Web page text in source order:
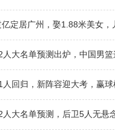
定居广州，娶1.88米美女，
大名单预测出炉，中国男
回归，新阵容迎大考，赢球
大名单预测，后卫5人无